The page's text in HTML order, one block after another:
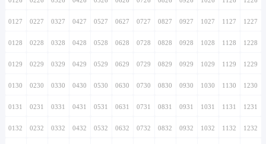
0127 0227 0327 0427 0527 0627 0727 0827 0927 1027 1127 1227
0128 0228 0328 0428 0528 0628 0728 0828 0928 1028 1128 1228
0129 0229 0329 0429 0529 0629 0729 0829 0929 1029 1129 1229
0130 0230 0330 0430 0530 0630 0730 0830 0930 1030 1130 1230
0131 0231 0331 0431 0531 0631 0731 0831 0931 1031 1131 1231
0132 0232 0332 0432 0532 0632 0732 0832 0932 1032 1132 1232